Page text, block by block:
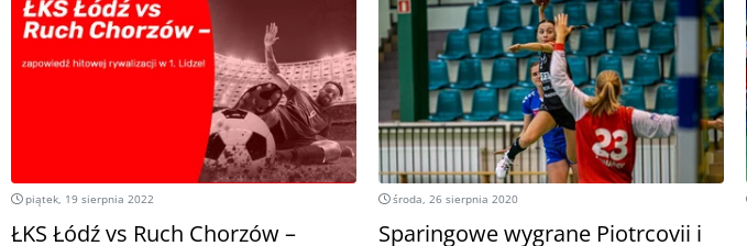
piątek, 19 sierpnia 2022
ŁKS Łódź vs Ruch Chorzów –
środa, 26 sierpnia 2020
Sparingowe wygrane Piotrcovii i